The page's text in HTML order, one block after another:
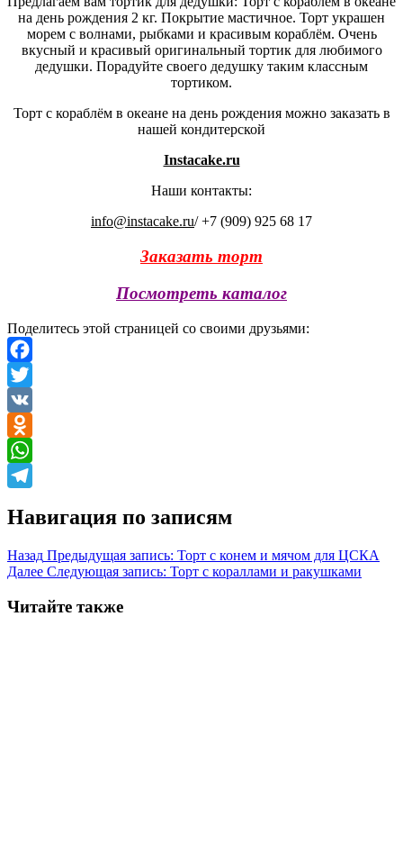
на день рождения 2 кг. Покрытие мастичное. Торт украшен
морем с волнами, рыбками и красивым кораблём. Очень
вкусный и красивый оригинальный тортик для любимого
дедушки. Порадуйте своего дедушку таким классным
тортиком.
Торт с кораблём в океане на день рождения можно заказать в
нашей кондитерской
Instacake.ru
Наши контакты:
info@instacake.ru/ +7 (909) 925 68 17
Заказать торт
Посмотреть каталог
Поделитесь этой страницей со своими друзьями:
Facebook
Twitter
VK
Odnoklassniki
WhatsApp
Навигация по записям
Назад Предыдущая запись: Торт с конем и мячом для ЦСКА
Далее Следующая запись: Торт с кораллами и ракушками
Читайте также